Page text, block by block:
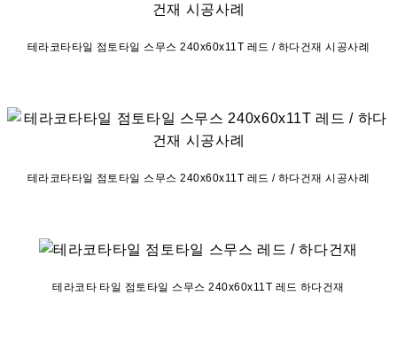
테라코타타일 점토타일 스무스 240x60x11T 레드 / 하다건재 시공사례
테라코타타일 점토타일 스무스 240x60x11T 레드 / 하다건재 시공사례
테라코타 타일 점토타일 스무스 240x60x11T 레드 하다건재